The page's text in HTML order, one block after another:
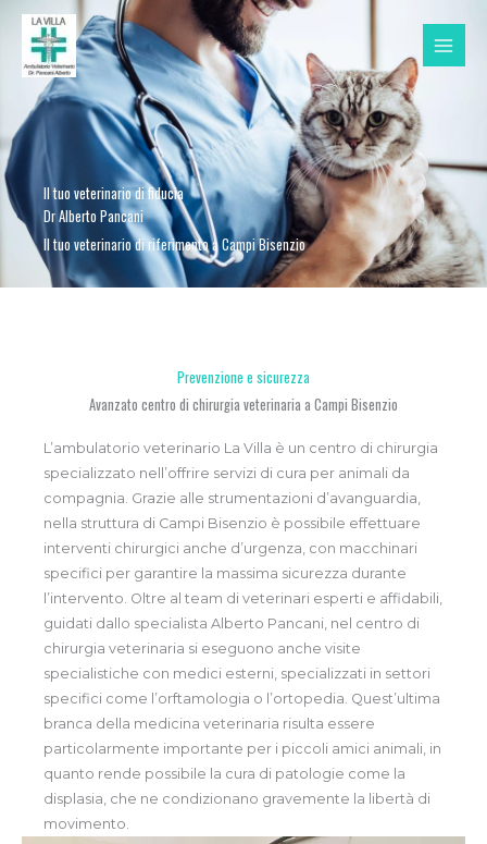
contenuto
Il tuo veterinario di fiducia
Dr Alberto Pancani
Il tuo veterinario di riferimento a Campi Bisenzio
Prevenzione e sicurezza
Avanzato centro di chirurgia veterinaria a Campi Bisenzio
L’ambulatorio veterinario La Villa è un centro di chirurgia
specializzato nell’offrire servizi di cura per animali da
compagnia. Grazie alle strumentazioni d’avanguardia,
nella struttura di Campi Bisenzio è possibile effettuare
interventi chirurgici anche d’urgenza, con macchinari
specifici per garantire la massima sicurezza durante
l’intervento. Oltre al team di veterinari esperti e affidabili,
guidati dallo specialista Alberto Pancani, nel centro di
chirurgia veterinaria si eseguono anche visite
specialistiche con medici esterni, specializzati in settori
specifici come l’orftamologia o l’ortopedia. Quest’ultima
branca della medicina veterinaria risulta essere
particolarmente importante per i piccoli amici animali, in
quanto rende possibile la cura di patologie come la
displasia, che ne condizionano gravemente la libertà di
movimento.